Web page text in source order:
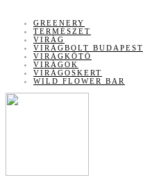
GREENERY
TERMÉSZET
VIRÁG
VIRÁGBOLT BUDAPEST
VIRÁGKÖTŐ
VIRÁGOK
VIRÁGOSKERT
WILD FLOWER BAR